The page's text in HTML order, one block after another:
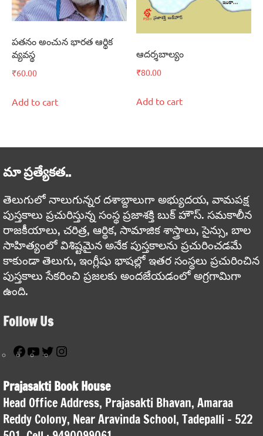
పతనం అంచున భారత ఆర్థిక
వ్యవస్థ
₹60.00
Add to cart
ఆదర్శబాల్యం
₹80.00
Add to cart
మా ప్రత్యేకత..
తెలుగులో నాలుగున్నర దశాబ్దాలుగా అభ్యుదయ, వామపక్ష
పుస్తకాలు ప్రచురిస్తున్న సంస్థ ప్రజాశక్తి బుక్ హౌస్. సమకాలీన
రాజకీయాలు, చరిత్ర, ఆర్థిక, సామాజిక శాస్త్రాలు, సైన్సు, బాల
సాహిత్యంలో విశిష్టమైన అనేక పుస్తకాలను ప్రచురించడమే
కాకుండా తెలుగు, ఇంగ్లీషు భాషల్లో ఇతర సంస్థలు ప్రచురించిన
పుస్తకాలు సేకరించి ప్రజలకు అందజేయడంలో అగ్రగామిగా
ఉంది.
Follow Us
Facebook
YouTubeTwitter
Prajasakti Book House
Head Office Address, Prajasakti Bhavan, Amaraa
Reddy Colony, Near Aravinda School, Tadepalli – 522